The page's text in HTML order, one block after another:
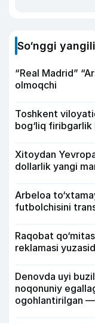
So‘nggi
“Real Madrid”
olmoqchi
Toshkent
bog‘liq
Xitoydan
dollarlik yangi
Arbeloa
futbolchisini
Raqobat
reklamasi
Denovda uyi
noqonuniy
ogohlantirilgan